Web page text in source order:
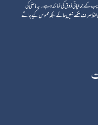
جمالیاتی ذوق کی نمائندہ ہے۔ یہ ماضی کی
لفظ صرف لکھے نہیں جاتے، بلکہ محسوس کیے جاتے